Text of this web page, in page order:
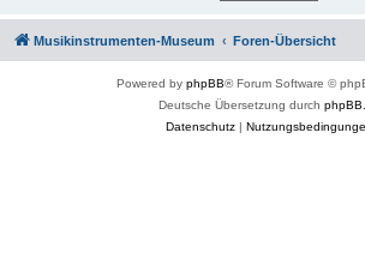
Musikinstrumenten-Museum Foren-Übersicht
Powered by phpBB® Forum Software ©
Deutsche Übersetzung durch
Datenschutz|